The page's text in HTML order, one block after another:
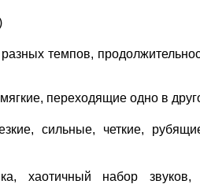
темпов,
переходящие одно в
сильные, четкие,
хаотичный набор звуков,